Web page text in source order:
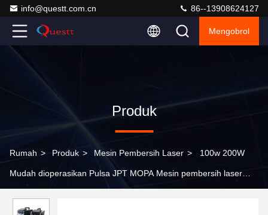
info@questt.com.cn 86--13908624127
Mengobrol
Produk
Rumah > Produk > Mesin Pembersih Laser > 100w 200W
Mudah dioperasikan Pulsa JPT MOPA Mesin pembersih laser